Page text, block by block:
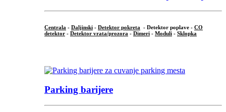
Centrala - Daljinski - Detektor pokreta - Detektor poplave - CO
detektor - Detektor vrata/prozora - Dimeri - Moduli - Sklopka
Parking barijere